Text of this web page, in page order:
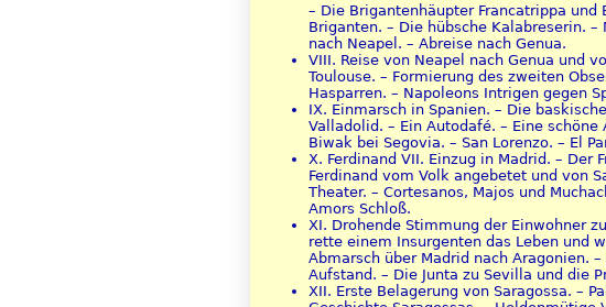
– Die Brigantenhäupter Francatrippa und
Briganten. – Die hübsche Kalabreserin.
nach Neapel. – Abreise nach Genua.
VIII. Reise von Neapel nach Genua und
Toulouse. – Formierung des zweiten
Hasparren. – Napoleons Intrigen gegen
IX. Einmarsch in Spanien. – Die
Valladolid. – Ein Autodafé. – Eine
Biwak bei Segovia. – San Lorenzo. – El
X. Ferdinand VII. Einzug in Madrid. – Der
Ferdinand vom Volk angebetet und von
Theater. – Cortesanos, Majos und
Amors Schloß.
XI. Drohende Stimmung der Einwohner
rette einem Insurgenten das Leben und
Abmarsch über Madrid nach Aragonien.
Aufstand. – Die Junta zu Sevilla und die
XII. Erste Belagerung von Saragossa. –